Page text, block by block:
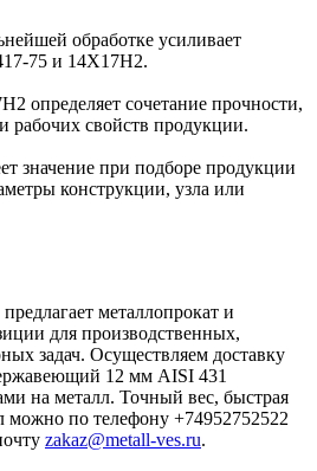
обработке усиливает
75 и 14Х17Н2.
определяет сочетание прочности,
рабочих свойств продукции.
значение при подборе продукции
конструкции, узла или
металлопрокат и
для производственных,
задач. Осуществляем доставку
12 мм AISI 431
на металл. Точный вес, быстрая
можно по телефону +74952752522
zakaz@metall-ves.ru.